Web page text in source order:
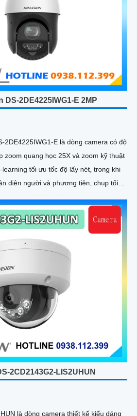
DS-2DE4225IWG1-E 2MP
2DE4225IWG1-E là dòng camera có độ
zoom quang học 25X và zoom kỹ thuật
learning tối ưu tốc độ lấy nét, trong khi
diện người và phương tiện, chụp tối
2CD2143G2-LIS2UHUN
là dòng camera thiết kế kiểu dáng